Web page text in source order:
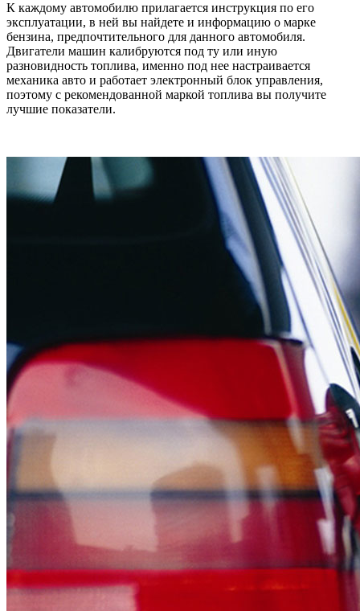
К каждому автомобилю прилагается инструкция по его
эксплуатации, в ней вы найдете и информацию о марке
бензина, предпочтительного для данного автомобиля.
Двигатели машин калибруются под ту или иную
разновидность топлива, именно под нее настраивается
механика авто и работает электронный блок управления,
поэтому с рекомендованной маркой топлива вы получите
лучшие показатели.